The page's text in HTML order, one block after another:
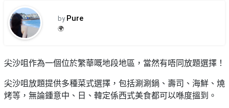
Party
到
會
美
食
活
型
搞
活
區
好
去
#Party
#
by Pure
🌍
尖沙咀作為一個位於繁華嘅地段地區，當然有唔同放題選擇！
尖沙咀放題提供多種菜式選擇，包括涮涮鍋、壽司、海鮮、燒
烤等，無論鍾意中、日、韓定係西式美食都可以喺度搵到。